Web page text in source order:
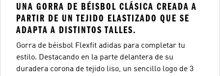
UNA GORRA DE BÉISBOL CLÁSICA CREADA A
PARTIR DE UN TEJIDO ELASTIZADO QUE SE
ADAPTA A DISTINTOS TALLES.
Gorra de béisbol Flexfit adidas para completar tu
estilo. Destacando en la parte delantera de su
duradera corona de tejido liso, un sencillo logo de 3